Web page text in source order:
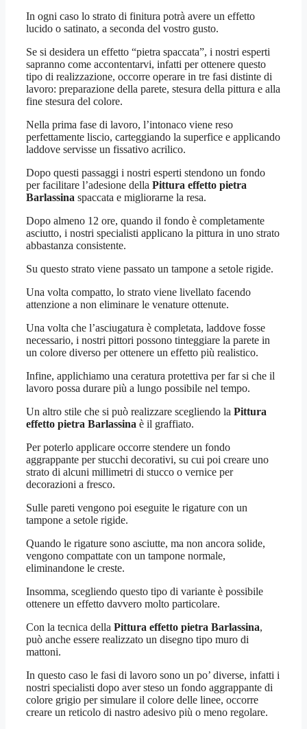
In ogni caso lo strato di finitura potrà avere un effetto
lucido o satinato, a seconda del vostro gusto.
Se si desidera un effetto “pietra spaccata”, i nostri esperti
sapranno come accontentarvi, infatti per ottenere questo
tipo di realizzazione, occorre operare in tre fasi distinte di
lavoro: preparazione della parete, stesura della pittura e alla
fine stesura del colore.
Nella prima fase di lavoro, l’intonaco viene reso
perfettamente liscio, carteggiando la superfice e applicando
laddove servisse un fissativo acrilico.
Dopo questi passaggi i nostri esperti stendono un fondo
per facilitare l’adesione della Pittura effetto pietra
Barlassina spaccata e migliorarne la resa.
Dopo almeno 12 ore, quando il fondo è completamente
asciutto, i nostri specialisti applicano la pittura in uno strato
abbastanza consistente.
Su questo strato viene passato un tampone a setole rigide.
Una volta compatto, lo strato viene livellato facendo
attenzione a non eliminare le venature ottenute.
Una volta che l’asciugatura è completata, laddove fosse
necessario, i nostri pittori possono tinteggiare la parete in
un colore diverso per ottenere un effetto più realistico.
Infine, applichiamo una ceratura protettiva per far si che il
lavoro possa durare più a lungo possibile nel tempo.
Un altro stile che si può realizzare scegliendo la Pittura
effetto pietra Barlassina è il graffiato.
Per poterlo applicare occorre stendere un fondo
aggrappante per stucchi decorativi, su cui poi creare uno
strato di alcuni millimetri di stucco o vernice per
decorazioni a fresco.
Sulle pareti vengono poi eseguite le rigature con un
tampone a setole rigide.
Quando le rigature sono asciutte, ma non ancora solide,
vengono compattate con un tampone normale,
eliminandone le creste.
Insomma, scegliendo questo tipo di variante è possibile
ottenere un effetto davvero molto particolare.
Con la tecnica della Pittura effetto pietra Barlassina,
può anche essere realizzato un disegno tipo muro di
mattoni.
In questo caso le fasi di lavoro sono un po’ diverse, infatti i
nostri specialisti dopo aver steso un fondo aggrappante di
colore grigio per simulare il colore delle linee, occorre
creare un reticolo di nastro adesivo più o meno regolare.